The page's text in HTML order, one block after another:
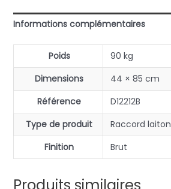
Informations complémentaires
Poids
90 kg
Dimensions
44 × 85 cm
Référence
D12212B
Type de produit
Raccord laiton
Finition
Brut
Produits similaires